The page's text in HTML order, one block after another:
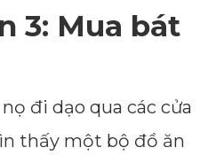
3: Mua bát
đi dạo qua các cửa
thấy một bộ đồ ăn